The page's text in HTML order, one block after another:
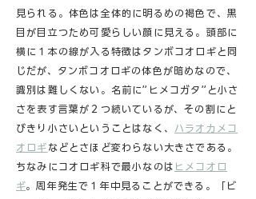
見られる。体色は全体的に明るめの褐色で、黒
目が目立つため可愛らしい顔に見える。頭部に
横に１本の線が入る特徴はタンボコオロギと同
じだが、タンボコオロギの体色が暗めなので、
識別は難しくない。名前に”ヒメコガタ”と小さ
さを表す言葉が２つ続いているが、その割にと
びきり小さいということはなく、
ハラオカメコ
オロギ などとさほど変わらない大きさである。
ちなみにコオロギ科で最小なのは ヒメコオロ
ギ。周年発生で１年中見ることができる。「ビ